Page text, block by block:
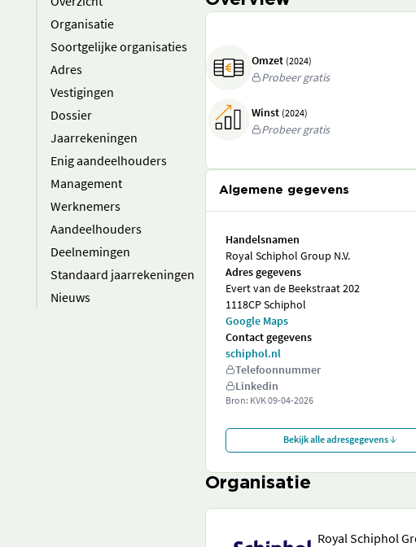
Organisatie
Soortgelijke organisaties
Adres
Vestigingen
Dossier
Jaarrekeningen
Enig aandeelhouders
Management
Werknemers
Aandeelhouders
Deelnemingen
Standaard jaarrekeningen
Nieuws
Omzet (2024)
Probeer gratis
Winst (2024)
Probeer gratis
Algemene gegevens
Handelsnamen
Royal Schiphol Group N.V.
Adres gegevens
Evert van de Beekstraat 202
1118CP Schiphol
Google Maps
Contact gegevens
schiphol.nl
Telefoonnummer
Linkedin
Bron: KVK09-04-2026
Bekijk alle adresgegevens
Organisatie
Royal Schiphol